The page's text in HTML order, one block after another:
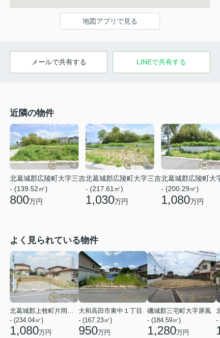
地図アプリで見る
メールで共有する LINEで共有する
近隣の物件
北葛城郡広陵町大字三吉
- (139.52㎡)
800万円
北葛城郡広陵町大字三吉
- (217.61㎡)
1,030万円
北葛城郡広陵町大
- (200.29㎡)
1,080万円
よく見られている物件
北葛城郡上牧町片岡台１丁目
- (234.04㎡)
1,080万円
大和高田市東中１丁目
- (167.23㎡)
950万円
磯城郡三宅町大字屏風
- (184.59㎡)
1,280万円
-